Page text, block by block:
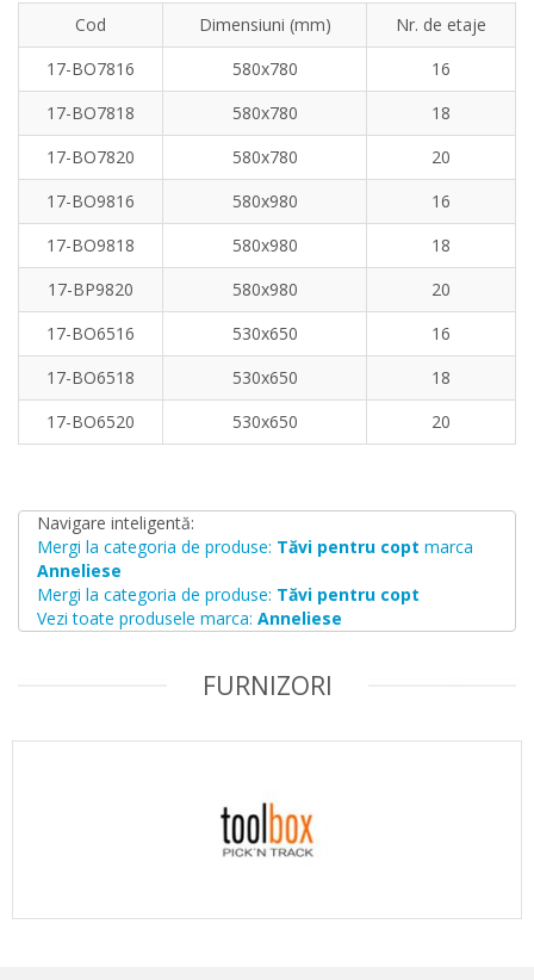
Cod Dimensiuni (mm)
Nr. de etaje
17-BO7816
580x780
16
17-BO7818
580x780
18
17-BO7820
580x780
20
17-BO9816
580x980
16
17-BO9818
580x980
18
17-BP9820
580x980
20
17-BO6516
530x650
16
17-BO6518
530x650
18
17-BO6520
530x650 20
Navigare inteligentă:
Mergi la categoria de produse: Tăvi pentru copt marca
Anneliese
Mergi la categoria de produse: Tăvi pentru copt
Vezi toate produsele marca: Anneliese
FURNIZORI